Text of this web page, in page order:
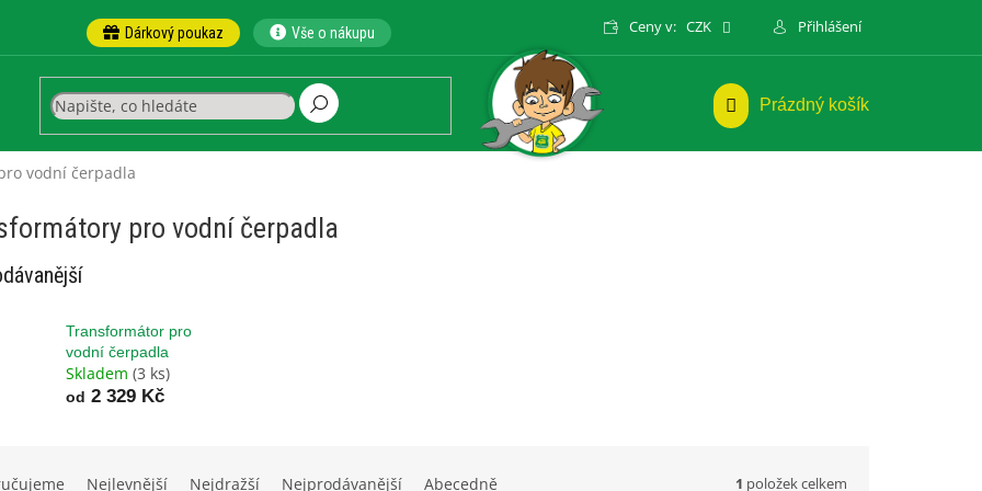
Ceny v: CZK Přihlášení
NÁKUPNÍ
Prázdný košík
Dárkový poukaz Vše o nákupu
vodní čerpadla
pro vodní čerpadla
Transformátor pro
vodní čerpadla
Skladem (3 ks)
od 2 329 Kč
Nejlevnější Nejdražší Nejprodávanější Abecedně 1 položek celkem